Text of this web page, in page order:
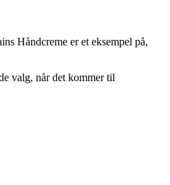
Håndcreme er et eksempel på,
valg, når det kommer til